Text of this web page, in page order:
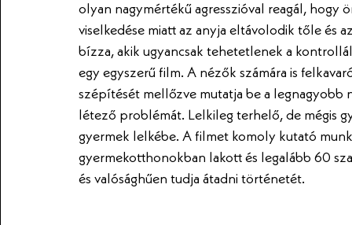
olyan nagymértékű agresszióval reagál, hogy
viselkedése miatt az anyja eltávolodik tőle és
bízza, akik ugyancsak tehetetlenek a
egy egyszerű film. A nézők számára is
szépítését mellőzve mutatja be a legnagyobb
létező problémát. Lelkileg terhelő, de mégis
gyermek lelkébe. A filmet komoly kutató
gyermekotthonokban lakott és legalább 60
és valósághűen tudja átadni történetét.